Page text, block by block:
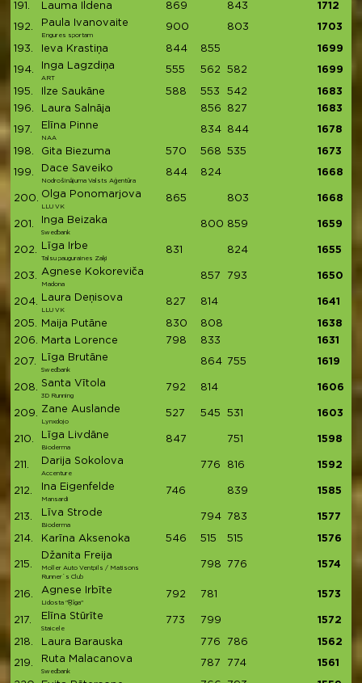
191. Lauma Ildena 869 843 1712
192. Paula Ivanovaite
Engures sportam
900 803 1703
193. Ieva Krastiņa 844 855 1699
194. Inga Lagzdiņa
ART
555 562 582 1699
195. Ilze Saukāne 588 553 542
1683
196.
Laura Salnāja 856 827 1683
197. Elīna Pinne
NAA
834 844 1678
198. Gita Biezuma 570 568 535 1673
199. Dace Saveiko
Nodrošinājuma Valsts Aģentūra
844 824 1668
200. Olga Ponomarjova
LLU VK
865 803 1668
201. Inga Beizaka
Swedbank
800 859 1659
202. Līga Irbe
Talsu pauguraines Zaķi
831 824 1655
203. Agnese Kokoreviča
Madona
857 793 1650
204. Laura Deņisova
LLU VK
827 814 1641
205. Maija Putāne 830 808
1638
206.
Marta Lorence 798 833 1631
207. Līga Brutāne
Swedbank
864 755 1619
208. Santa Vītola
3D Running
792 814 1606
209. Zane Auslande
Lynxdojo
527 545 531 1603
210. Līga Livdāne
Bioderma
847 751 1598
211. Darija Sokolova
Accenture
776 816 1592
212. Ina Eigenfelde
Mansardi
746 839 1585
213. Līva Strode
Bioderma
794 783 1577
214. Karīna Aksenoka 546 515 515 1576
215.
Džanita Freija
Moller Auto Ventpils / Matisons
Runner`s Club
798 776 1574
216. Agnese Irbīte
Lidosta "Ŗīga"
792 781 1573
217. Elīna Stūrīte
Staicele
773 799 1572
218. Laura Barauska 776 786 1562
219. Ruta Malacanova
Swedbank
787 774 1561